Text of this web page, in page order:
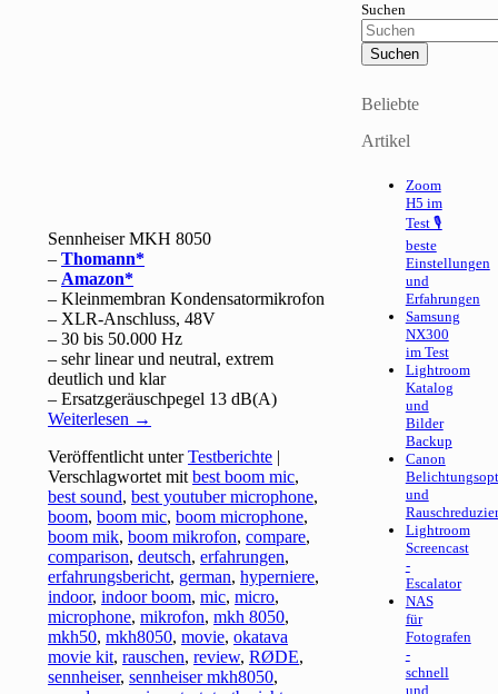
Sennheiser MKH 8050
–Thomann
– Amazon
– Kleinmembran Kondensatormikrofon
– XLR-Anschluss, 48V
– 30 bis 50.000 Hz
– sehr linear und neutral, extrem
deutlich und klar
– Ersatzgeräuschpegel 13 dB(A)
Weiterlesen →
Veröffentlicht unter Testberichte |
Verschlagwortet mit best boom mic,
best sound,best youtuber microphone,
boom,boom mic,boom microphone,
boom mik,boom mikrofon,compare,
comparison,deutsch,erfahrungen,
erfahrungsbericht, german,hyperniere,
indoor,indoor boom,mic,micro,
microphone,mikrofon,mkh 8050,
mkh50,mkh8050,movie,okatava
movie kit,rauschen,review,RØDE,
sennheiser,sennheiser mkh8050,
Suchen
Beliebte
Artikel
Zoom
H5 im
Test 🎙
beste
Einstellungen
und
Erfahrungen
Samsung
NX300
im Test
Lightroom
Katalog
und
Bilder
Backup
Canon
und
Lightroom
Screencast
-
Escalator
NAS
für
Fotografen
-
schnell
und